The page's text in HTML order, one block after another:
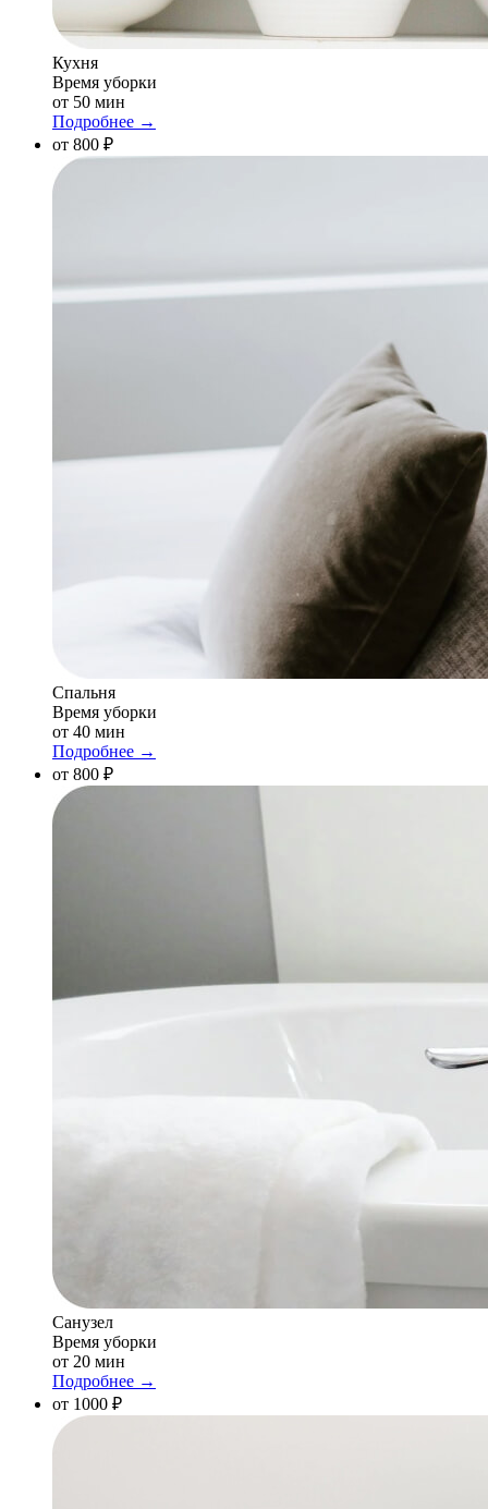
Кухня
Время уборки
от 50 мин
Подробнее →
от 800 ₽
Спальня
Время уборки
от 40 мин
Подробнее →
от 800 ₽
Санузел
Время уборки
от 20 мин
Подробнее →
от 1000 ₽